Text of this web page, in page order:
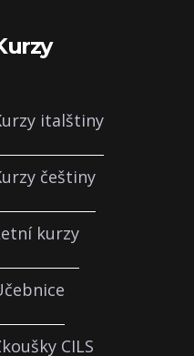
italštiny
češtiny
kurzy
CILS